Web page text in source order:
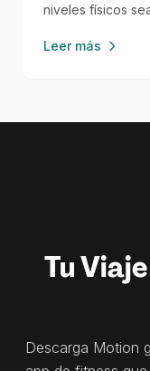
niveles físicos
Leer más
Tu
Descarga Motion